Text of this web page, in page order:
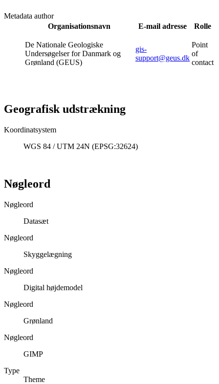
Metadata author
Organisationsnavn
E-mail adresse Rolle
De Nationale Geologiske
Undersøgelser for Danmark og
Grønland (GEUS)
gis-
support@geus.dk
Point
of
contact
Geografisk udstrækning
Koordinatsystem
WGS 84 / UTM 24N (EPSG:32624)
Nøgleord
Nøgleord
Datasæt
Nøgleord
Skyggelægning
Nøgleord
Digital højdemodel
Nøgleord
Grønland
Nøgleord
GIMP
Type
Theme